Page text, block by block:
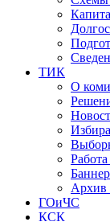
ТИК
О
Архив
ГОиЧС
КСК